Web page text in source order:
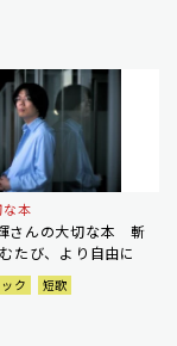
本
さんの大切な本 斬
たび、より自由に
ク 短歌